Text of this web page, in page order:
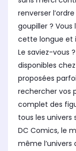
renverser
goupiller ?
cette longue et
Le saviez-vous
disponibles
proposées
rechercher vos
complet des
tous les univers
DC Comics, le
même l’univers